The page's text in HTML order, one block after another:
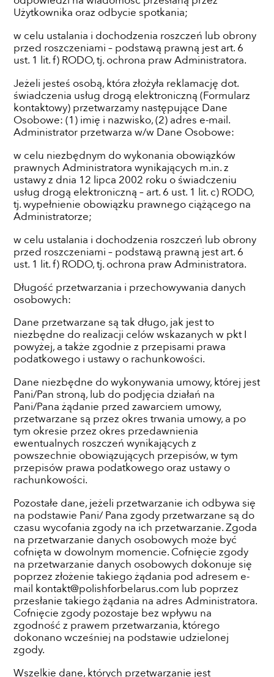
Użytkownika oraz odbycie spotkania;
w celu ustalania i dochodzenia roszczeń lub obrony
przed roszczeniami – podstawą prawną jest art. 6
ust. 1 lit. f) RODO, tj. ochrona praw Administratora.
Jeżeli jesteś osobą, która złożyła reklamację dot.
świadczenia usług drogą elektroniczną (Formularz
kontaktowy) przetwarzamy następujące Dane
Osobowe: (1) imię i nazwisko, (2) adres e-mail.
Administrator przetwarza w/w Dane Osobowe:
w celu niezbędnym do wykonania obowiązków
prawnych Administratora wynikających m.in. z
ustawy z dnia 12 lipca 2002 roku o świadczeniu
usług drogą elektroniczną – art. 6 ust. 1 lit. c) RODO,
tj. wypełnienie obowiązku prawnego ciążącego na
Administratorze;
w celu ustalania i dochodzenia roszczeń lub obrony
przed roszczeniami – podstawą prawną jest art. 6
ust. 1 lit. f) RODO, tj. ochrona praw Administratora.
Długość przetwarzania i przechowywania danych
osobowych:
Dane przetwarzane są tak długo, jak jest to
niezbędne do realizacji celów wskazanych w pkt I
powyżej, a także zgodnie z przepisami prawa
podatkowego i ustawy o rachunkowości.
Dane niezbędne do wykonywania umowy, której jest
Pani/Pan stroną, lub do podjęcia działań na
Pani/Pana żądanie przed zawarciem umowy,
przetwarzane są przez okres trwania umowy, a po
tym okresie przez okres przedawnienia
ewentualnych roszczeń wynikających z
powszechnie obowiązujących przepisów, w tym
przepisów prawa podatkowego oraz ustawy o
rachunkowości.
Pozostałe dane, jeżeli przetwarzanie ich odbywa się
na podstawie Pani/ Pana zgody przetwarzane są do
czasu wycofania zgody na ich przetwarzanie. Zgoda
na przetwarzanie danych osobowych może być
cofnięta w dowolnym momencie. Cofnięcie zgody
na przetwarzanie danych osobowych dokonuje się
poprzez złożenie takiego żądania pod adresem e-
mail kontakt@polishforbelarus.com lub poprzez
przesłanie takiego żądania na adres Administratora.
Cofnięcie zgody pozostaje bez wpływu na
zgodność z prawem przetwarzania, którego
dokonano wcześniej na podstawie udzielonej
zgody.
Wszelkie dane, których przetwarzanie jest